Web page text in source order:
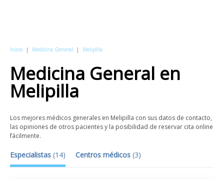
Inicio | Medicina General | Melipilla
Medicina General en
Melipilla
Los mejores médicos generales en Melipilla con sus datos de contacto,
las opiniones de otros pacientes y la posibilidad de reservar cita online
fácilmente.
Especialistas (14) Centros médicos (3)